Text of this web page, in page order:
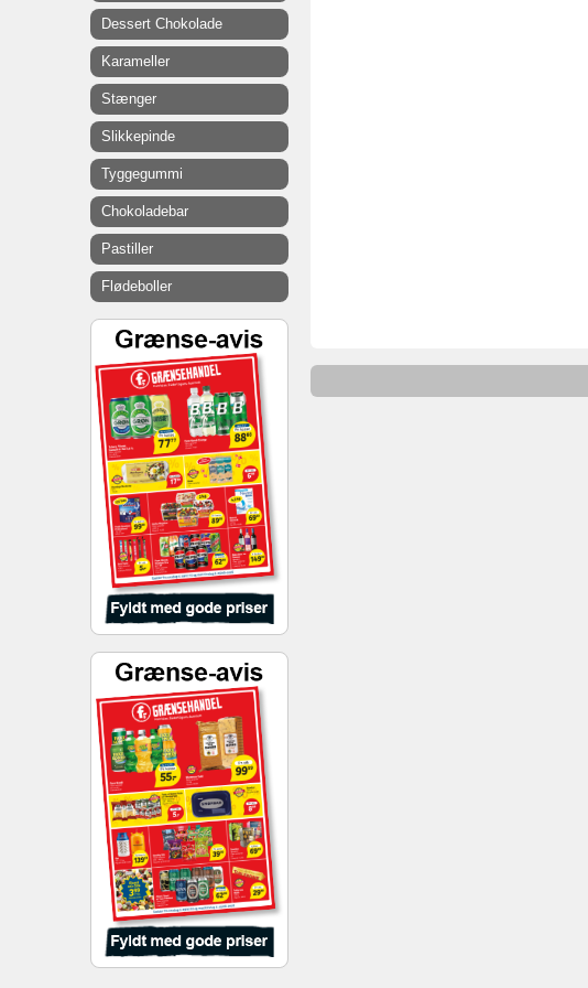
Dessert Chokolade
Karameller
Stænger
Slikkepinde
Tyggegummi
Chokoladebar
Pastiller
Flødeboller